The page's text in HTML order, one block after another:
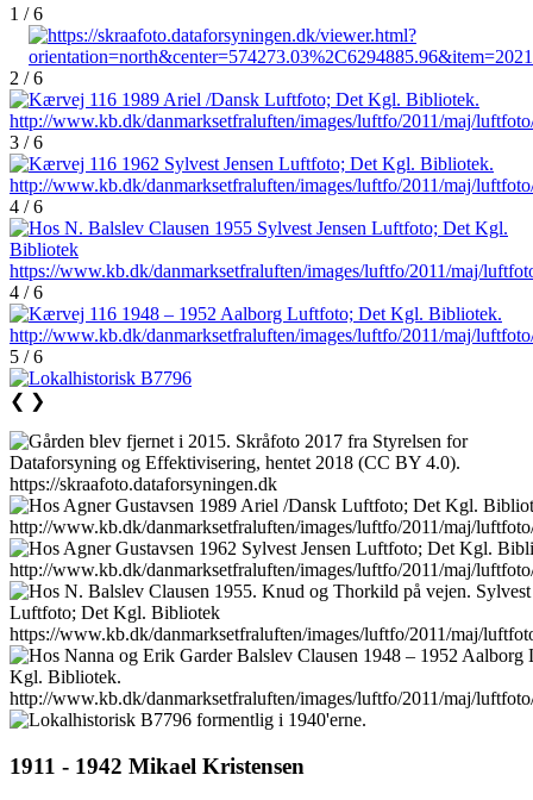
1 / 6
2 / 6
3 / 6
4 / 6
4 / 6
5 / 6
❮ ❯
1911 - 1942 Mikael Kristensen